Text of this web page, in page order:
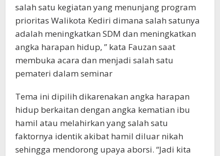
salah satu kegiatan yang menunjang program
prioritas Walikota Kediri dimana salah satunya
adalah meningkatkan SDM dan meningkatkan
angka harapan hidup, ” kata Fauzan saat
membuka acara dan menjadi salah satu
pemateri dalam seminar
Tema ini dipilih dikarenakan angka harapan
hidup berkaitan dengan angka kematian ibu
hamil atau melahirkan yang salah satu
faktornya identik akibat hamil diluar nikah
sehingga mendorong upaya aborsi. “Jadi kita